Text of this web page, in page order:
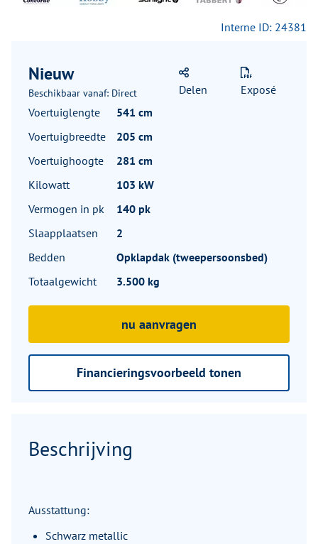
Interne ID: 24381
Nieuw
Beschikbaar vanaf: Direct Delen
Exposé
Voertuiglengte
541 cm
Voertuigbreedte
205 cm
Voertuighoogte
281 cm
Kilowatt
103 kW
Vermogen in pk
140 pk
Slaapplaatsen
2
Bedden
Opklapdak (tweepersoonsbed)
Totaalgewicht
3.500 kg
nu aanvragen
Financieringsvoorbeeld tonen
Beschrijving
Ausstattung:
Schwarz metallic